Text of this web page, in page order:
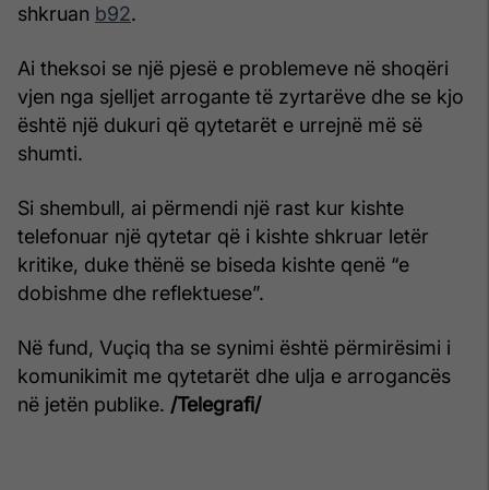
shkruan b92.
Ai theksoi se një pjesë e problemeve në shoqëri
vjen nga sjelljet arrogante të zyrtarëve dhe se kjo
është një dukuri që qytetarët e urrejnë më së
shumti.
Si shembull, ai përmendi një rast kur kishte
telefonuar një qytetar që i kishte shkruar letër
kritike, duke thënë se biseda kishte qenë “e
dobishme dhe reflektuese”.
Në fund, Vuçiq tha se synimi është përmirësimi i
komunikimit me qytetarët dhe ulja e arrogancës
në jetën publike. /Telegrafi/